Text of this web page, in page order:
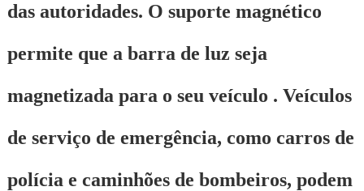
das autoridades. O suporte magnético
permite que a barra de luz seja
magnetizada para o seu veículo . Veículos
de serviço de emergência, como carros de
polícia e caminhões de bombeiros, podem